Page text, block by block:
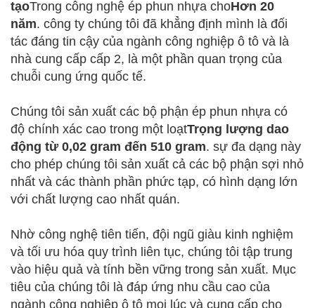
tạoTrong công nghệ ép phun nhựa choHơn 20
năm. công ty chúng tôi đã khẳng định mình là đối
tác đáng tin cậy của ngành công nghiệp ô tô và là
nhà cung cấp cấp 2, là một phần quan trọng của
chuỗi cung ứng quốc tế.
Chúng tôi sản xuất các bộ phận ép phun nhựa có
độ chính xác cao trong một loạtTrọng lượng dao
động từ 0,02 gram đến 510 gram. sự đa dạng này
cho phép chúng tôi sản xuất cả các bộ phận sợi nhỏ
nhất và các thành phần phức tạp, có hình dạng lớn
với chất lượng cao nhất quán.
Nhờ công nghệ tiên tiến, đội ngũ giàu kinh nghiệm
và tối ưu hóa quy trình liên tục, chúng tôi tập trung
vào hiệu quả và tính bền vững trong sản xuất. Mục
tiêu của chúng tôi là đáp ứng nhu cầu cao của
ngành công nghiệp ô tô mọi lúc và cung cấp cho